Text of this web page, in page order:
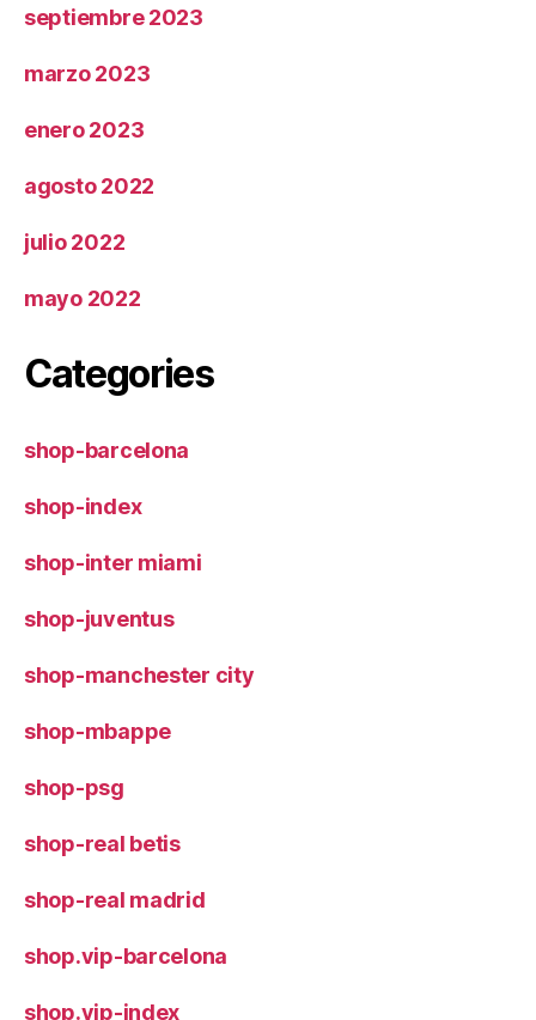
septiembre 2023
marzo 2023
enero 2023
agosto 2022
julio 2022
mayo 2022
Categories
shop-barcelona
shop-index
shop-inter miami
shop-juventus
shop-manchester city
shop-mbappe
shop-psg
shop-real betis
shop-real madrid
shop.vip-barcelona
shop.vip-index